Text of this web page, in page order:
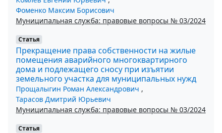
Фоменко Максим Борисович
Муниципальная служба: правовые вопросы № 03/2024
Статья
Прекращение права собственности на жилые
помещения аварийного многоквартирного
дома и подлежащего сносу при изъятии
земельного участка для муниципальных нужд
Прощалыгин Роман Александрович ,
Тарасов Дмитрий Юрьевич
Муниципальная служба: правовые вопросы № 03/2024
Статья